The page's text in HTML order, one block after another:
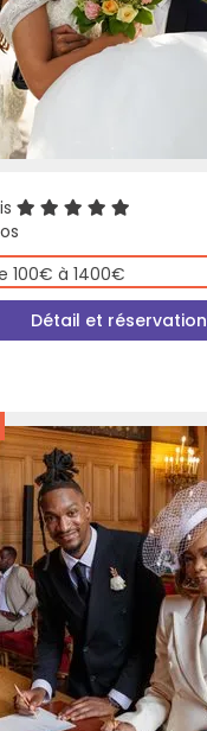
100€ à 1400€
Détail et réservation